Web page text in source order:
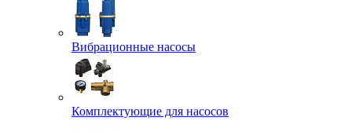
Вибрационные насосы
Комплектующие для насосов